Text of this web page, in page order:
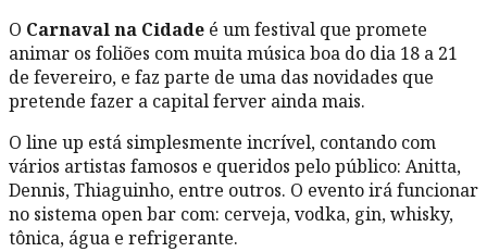
O Carnaval na Cidade é um festival que promete
animar os foliões com muita música boa do dia 18 a 21
de fevereiro, e faz parte de uma das novidades que
pretende fazer a capital ferver ainda mais.
O line up está simplesmente incrível, contando com
vários artistas famosos e queridos pelo público: Anitta,
Dennis, Thiaguinho, entre outros. O evento irá funcionar
no sistema open bar com: cerveja, vodka, gin, whisky,
tônica, água e refrigerante.